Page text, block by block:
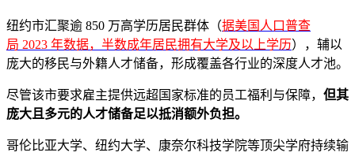
纽约市汇聚逾 850 万高学历居民群体（据美国人口普查
局 2023 年数据，半数成年居民拥有大学及以上学历），辅以
庞大的移民与外籍人才储备，形成覆盖各行业的深度人才池。
尽管该市要求雇主提供远超国家标准的员工福利与保障， 但其
庞大且多元的人才储备足以抵消额外负担。
哥伦比亚大学、纽约大学、康奈尔科技学院等顶尖学府持续输